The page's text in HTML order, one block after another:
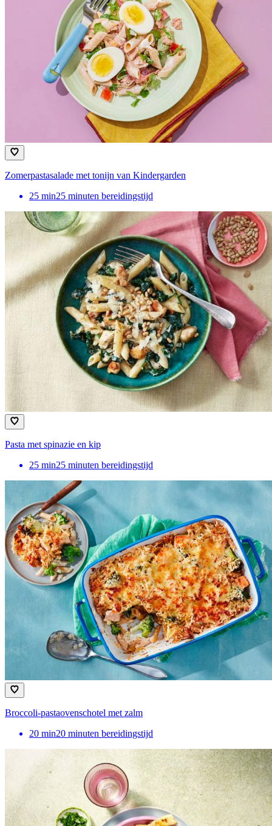
Zomerpastasalade met tonijn van Kindergarden
25 min25 minuten bereidingstijd
Pasta met spinazie en kip
25 min25 minuten bereidingstijd
Broccoli-pastaovenschotel met zalm
20 min20 minuten bereidingstijd